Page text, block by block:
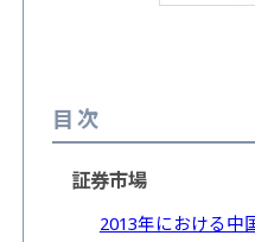
目次
証券市場
2013年における中